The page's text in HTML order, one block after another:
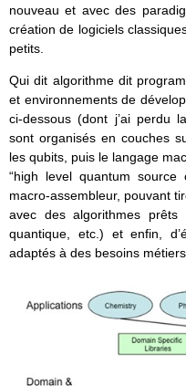
nouveau et avec des
création de logiciels
petits.
Qui dit algorithme dit
et environnements de
ci-dessous (dont j’ai perdu
sont organisés en couches
les qubits, puis le langage
“high level quantum
macro-assembleur, pouvant
avec des algorithmes prêts
quantique, etc.) et enfin,
adaptés à des besoins